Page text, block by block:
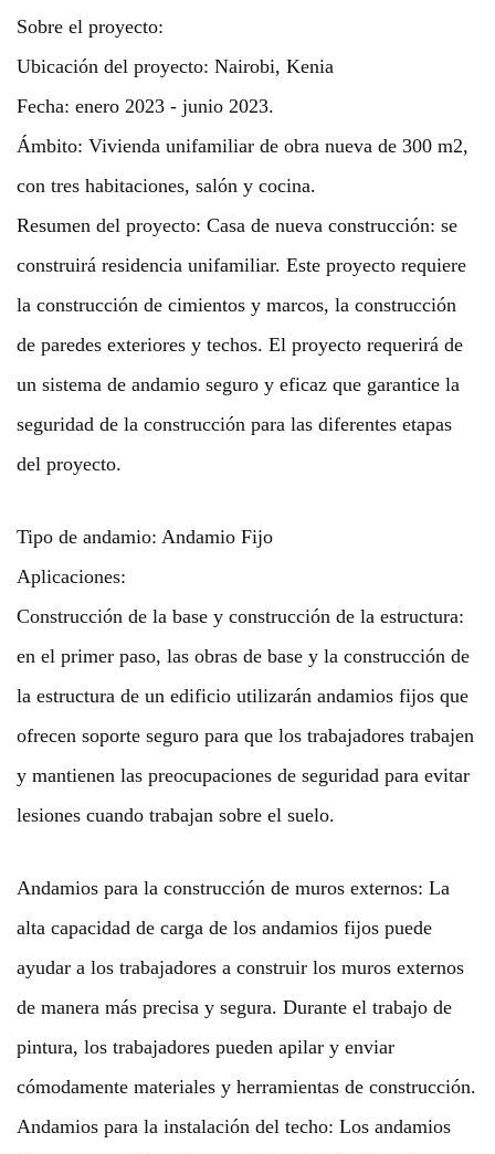
Sobre el proyecto:
Ubicación del proyecto: Nairobi, Kenia
Fecha: enero 2023 - junio 2023.
Ámbito: Vivienda unifamiliar de obra nueva de 300 m2,
con tres habitaciones, salón y cocina.
Resumen del proyecto: Casa de nueva construcción: se
construirá residencia unifamiliar. Este proyecto requiere
la construcción de cimientos y marcos, la construcción
de paredes exteriores y techos. El proyecto requerirá de
un sistema de andamio seguro y eficaz que garantice la
seguridad de la construcción para las diferentes etapas
del proyecto.
Tipo de andamio: Andamio Fijo
Aplicaciones:
Construcción de la base y construcción de la estructura:
en el primer paso, las obras de base y la construcción de
la estructura de un edificio utilizarán andamios fijos que
ofrecen soporte seguro para que los trabajadores trabajen
y mantienen las preocupaciones de seguridad para evitar
lesiones cuando trabajan sobre el suelo.
Andamios para la construcción de muros externos: La
alta capacidad de carga de los andamios fijos puede
ayudar a los trabajadores a construir los muros externos
de manera más precisa y segura. Durante el trabajo de
pintura, los trabajadores pueden apilar y enviar
cómodamente materiales y herramientas de construcción.
Andamios para la instalación del techo: Los andamios